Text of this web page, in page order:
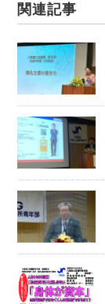
関連記事